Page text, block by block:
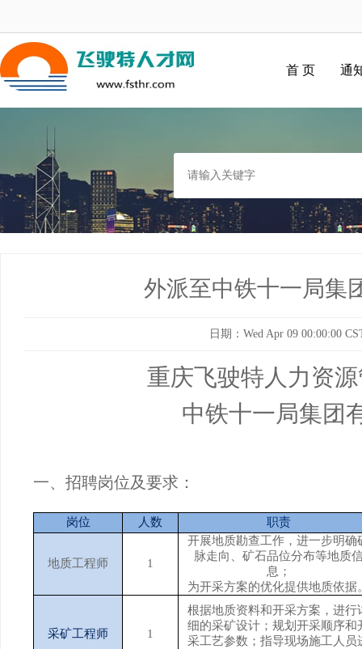
首 页 通
外派至中铁十一局集
日期：Wed Apr 09 00:00:00
重庆飞驶特人力资
中铁十一局集团
一、招聘岗位及要求：
岗位 人数 职责
地质工程师 1
开展地质勘查工作，进一步明确
脉走向、矿石品位分布等地质
息；
为开采方案的优化提供地质依据
采矿工程师 1
根据地质资料和开采方案，进行
细的采矿设计；规划开采顺序和
采工艺参数；指导现场施工人员